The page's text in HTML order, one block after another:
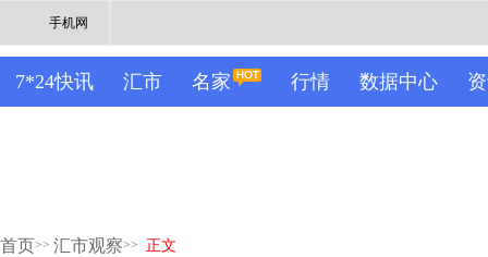
手机网
7*24快讯 汇市 名家 行情 数据中心
首页>> 汇市观察>> 正文